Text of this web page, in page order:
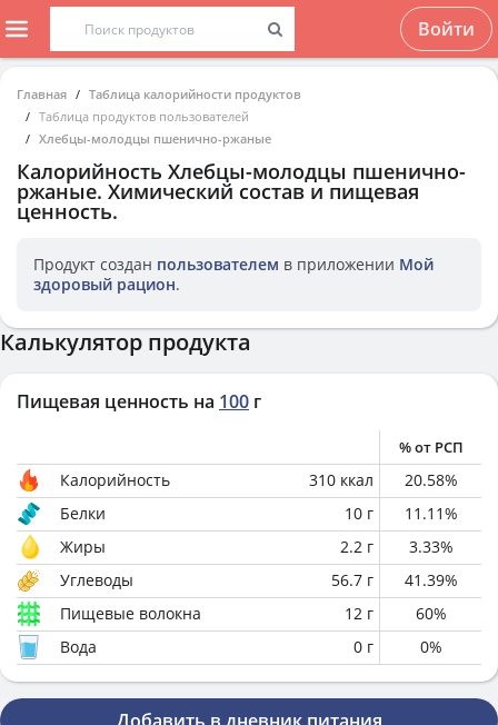
Войти
Главная
Таблица калорийности продуктов
Таблица продуктов пользователей
Хлебцы-молодцы пшенично-ржаные
Калорийность Хлебцы-молодцы пшенично-
ржаные. Химический состав и пищевая
ценность.
Продукт создан пользователем в приложении Мой
здоровый рацион.
Калькулятор продукта
Пищевая ценность на 100 г
% от РСП
Калорийность 310 ккал 20.58%
Белки
10 г 11.11%
Жиры
2.2 г 3.33%
Углеводы
56.7 г 41.39%
Пищевые волокна
12 г 60%
Вода
0 г 0%